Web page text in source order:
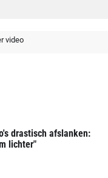
video
drastisch afslanken:
lichter"